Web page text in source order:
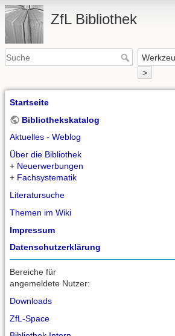
ZfL Bibliothek
>
Startseite
Bibliothekskatalog
Aktuelles - Weblog
Über die Bibliothek
+ Neuerwerbungen
+ Fachsystematik
Literatursuche
Themen im Wiki
Impressum
Datenschutzerklärung
Bereiche für
angemeldete Nutzer:
Downloads
ZfL-Space